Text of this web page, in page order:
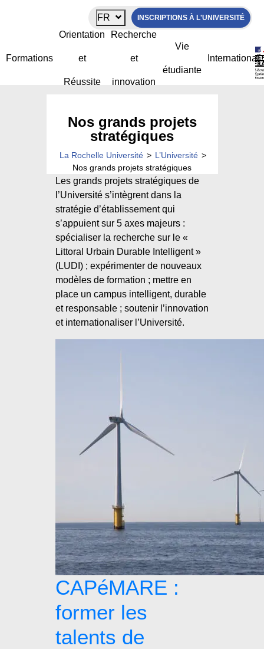
FR INSCRIPTIONS À L'UNIVERSITÉ
Formations
Orientation
et
Réussite
Recherche
et
innovation
Vie
étudiante
International
Nos grands projets
stratégiques
La Rochelle Université > L’Université >
Nos grands projets stratégiques
Les grands projets stratégiques de
l’Université s’intègrent dans la
stratégie d’établissement qui
s’appuient sur 5 axes majeurs :
spécialiser la recherche sur le «
Littoral Urbain Durable Intelligent »
(LUDI) ; expérimenter de nouveaux
modèles de formation ; mettre en
place un campus intelligent, durable
et responsable ; soutenir l’innovation
et internationaliser l’Université.
CAPéMARE :
former les
talents de
Panneau de gestion des cookies